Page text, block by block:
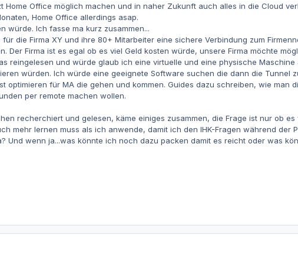
Office möglich machen und in naher Zukunft auch alles in die Cloud
Home Office allerdings asap.
würde. Ich fasse ma kurz zusammen...
die Firma XY und ihre 80+ Mitarbeiter eine sichere Verbindung zum
Der Firma ist es egal ob es viel Geld kosten würde, unsere Firma möchte
reingelesen und würde glaub ich eine virtuelle und eine physische
würden. Ich würde eine geeignete Software suchen die dann die Tunnel
optimieren für MA die gehen und kommen. Guides dazu schreiben, wie man
per remote machen wollen.
recherchiert und gelesen, käme einiges zusammen, die Frage ist nur ob
mehr lernen muss als ich anwende, damit ich den IHK-Fragen während der
Und wenn ja...was könnte ich noch dazu packen damit es reicht oder was